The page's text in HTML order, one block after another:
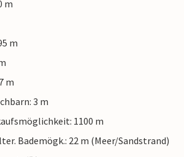
m
m
m
3 m
1100 m
Bademögk.: 22 m (Meer/Sandstrand)